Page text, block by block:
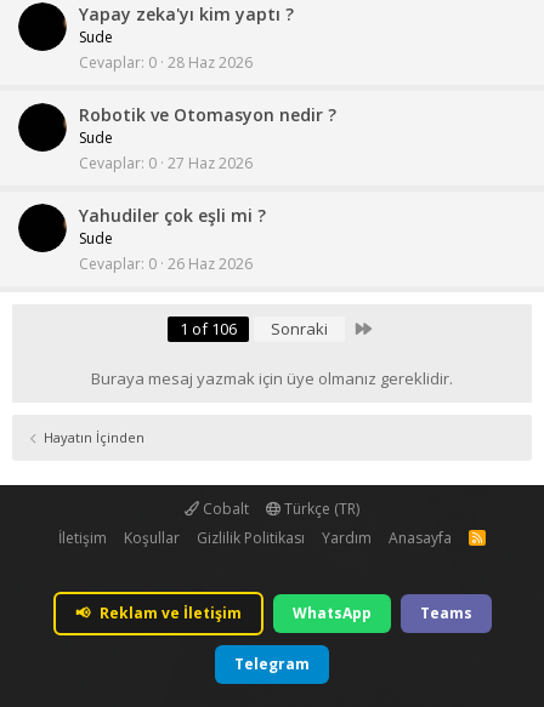
Yapay zeka'yı kim yaptı ?
Sude
Cevaplar 0 28 Haz 2026
Robotik ve Otomasyon nedir ?
Sude
Cevaplar 0 27 Haz 2026
Yahudiler çok eşli mi ?
Sude
Cevaplar 0 26 Haz 2026
1 of 106 Sonraki Last
Buraya mesaj yazmak için üye olmanız gereklidir.
Hayatın İçinden
Cobalt
Türkçe (TR)
İletişim
Koşullar Gizlilik Politikası Yardım Anasayfa
R
📢 Reklam ve İletişim WhatsApp Teams
Telegram